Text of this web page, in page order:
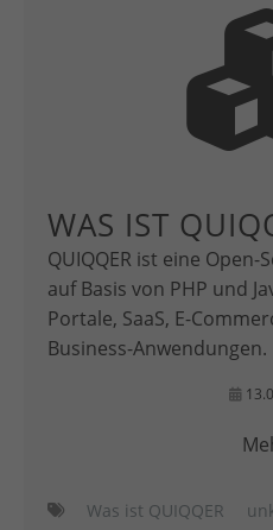
WAS IST
QUIQQER ist eine
auf Basis von PHP und
Portale, SaaS, E-
Business-Anwendungen.
Was ist QUIQQER